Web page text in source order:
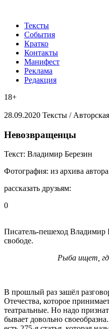
Тексты
События
Кратко
Контакты
Манифест
Реклама
Редакция
18+
28.09.2020 Тексты /
​Невозвращенцы
Текст: Владимир Березин
Фотография: из архива автора
рассказать друзьям:
0
Писатель-пешеход Владимир
свободе.
Рыба ищет,
В прошлый раз зашёл
Отечества, которое
театральные. Но надо
бывает довольно